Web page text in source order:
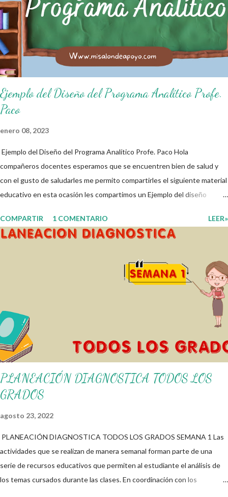
de salón de clases: 1. Cumplo con mis tareas y trabajos. 2. Cuidado mi
higiene personal. 3. Levanto la mano para hablar. 4. Pido permiso para
ir al baño 5. Deposito la basura en su lugar. 6. Cumplo con mis útiles
esc...
Ejemplo del Diseño del Programa Analítico Profe.
Paco
enero 08, 2023
Ejemplo del Diseño del Programa Analítico Profe. Paco Hola
compañeros docentes esperamos que se encuentren bien de salud y
con el gusto de saludarles me permito compartirles el siguiente material
educativo en esta ocasión les compartimos un Ejemplo del diseño
fortalecer los procesos de enseñanza y aprendizaje para que los
alumnos alcacen los niveles de logro educativo. Gracias por seguir a
diferentes materiales que hacen que todo esto sea posible,
recordándoles que nosotros solo los compartimos con fines educativos,
didácticos e informativos. ☺️ Obtén documento completo aquí 👇👇 👇
COMPARTIR 1 COMENTARIO LEER»
PLANEACIÓN DIAGNOSTICA TODOS LOS
GRADOS
agosto 23, 2022
PLANEACIÓN DIAGNOSTICA TODOS LOS GRADOS SEMANA 1 Las
actividades que se realizan de manera semanal forman parte de una
serie de recursos educativos que permiten al estudiante el análisis de
los temas cursados durante las clases. En coordinación con los